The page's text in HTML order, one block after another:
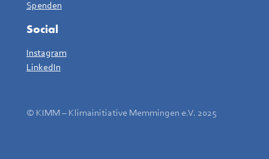
Spenden
Social
Instagram
LinkedIn
© KIMM – Klimainitiative Memmingen e.V. 2025